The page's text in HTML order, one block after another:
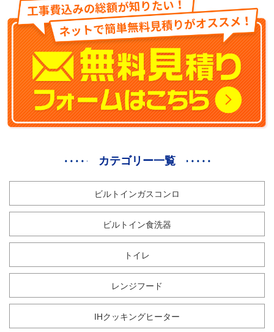
カテゴリー一覧
ビルトインガスコンロ
ビルトイン食洗器
トイレ
レンジフード
IHクッキングヒーター